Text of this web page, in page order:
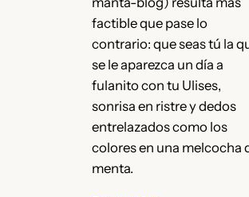
factible que pase lo
contrario: que seas tú la
se le aparezca un día a
fulanito con tu Ulises,
sonrisa en ristre y dedos
entrelazados como los
colores en una melcocha
menta.